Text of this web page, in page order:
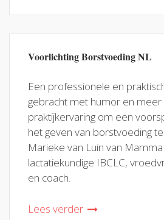
Voorlichting Borstvoeding NL
Een professionele en
gebracht met humor en meer
praktijkervaring om een
het geven van borstvoeding
Marieke van Luin van
lactatiekundige IBCLC,
en coach.
Lees verder